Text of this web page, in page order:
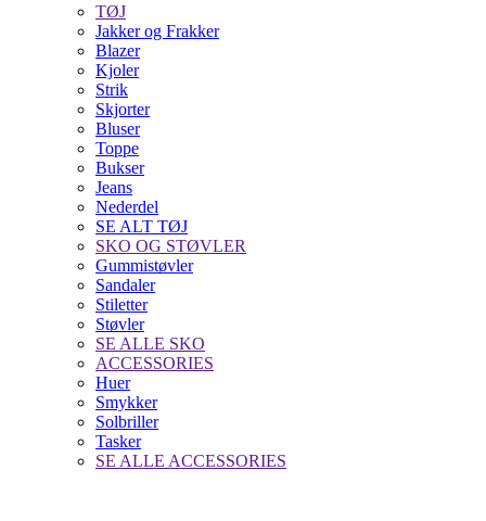
TØJ
Jakker og Frakker
Blazer
Kjoler
Strik
Skjorter
Bluser
Toppe
Bukser
Jeans
Nederdel
SE ALT TØJ
SKO OG STØVLER
Gummistøvler
Sandaler
Stiletter
Støvler
SE ALLE SKO
ACCESSORIES
Huer
Smykker
Solbriller
Tasker
SE ALLE ACCESSORIES